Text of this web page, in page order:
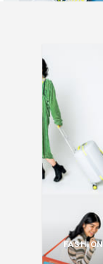
FASHION